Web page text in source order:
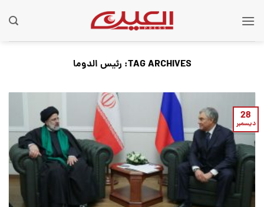
TAG ARCHIVES: رئيس الدوما
28
ديسمبر